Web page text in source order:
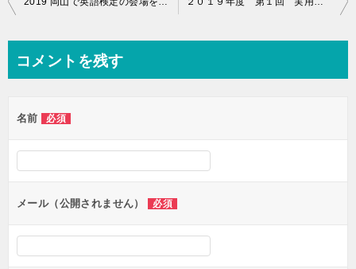
ビ
ー
シ
ン
コメントを残す
名前 必須
メール（公開されません） 必須